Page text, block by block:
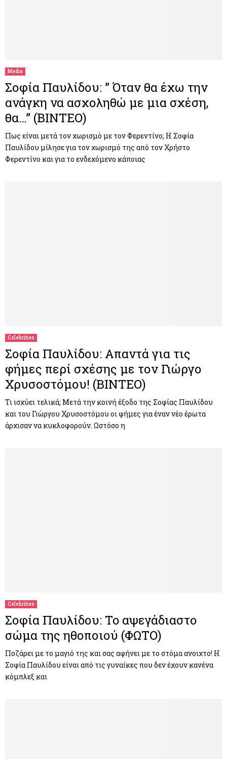
Media
Σοφία Παυλίδου: ” Όταν θα έχω την
ανάγκη να ασχοληθώ με μια σχέση,
θα…” (ΒΙΝΤΕΟ)
Πως είναι μετά τον χωρισμό με τον Φερεντίνο; Η Σοφία
Παυλίδου μίλησε για τον χωρισμό της από τον Χρήστο
Φερεντίνο και για το ενδεχόμενο κάποιας
Celebrities
Σοφία Παυλίδου: Απαντά για τις
φήμες περί σχέσης με τον Γιώργο
Χρυσοστόμου! (ΒΙΝΤΕΟ)
Τι ισχύει τελικά; Μετά την κοινή έξοδο της Σοφίας Παυλίδου
και του Γιώργου Χρυσοστόμου οι φήμες για έναν νέο έρωτα
άρχισαν να κυκλοφορούν. Ωστόσο η
Celebrities
Σοφία Παυλίδου: To αψεγάδιαστο
σώμα της ηθοποιού (ΦΩΤΟ)
Ποζάρει με το μαγιό της και σας αφήνει με το στόμα ανοιχτο! Η
Σοφία Παυλίδου είναι από τις γυναίκες που δεν έχουν κανένα
κόμπλεξ και